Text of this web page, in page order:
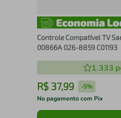
Controle Compatível TV
00866A 026-8859 C01193
1.333
R$ 37,99 -5%
No pagamento com Pix